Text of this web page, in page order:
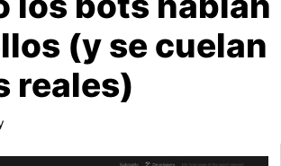
(y se cuelan
reales)